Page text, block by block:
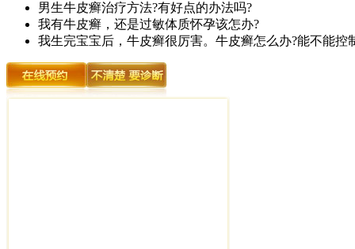
男生牛皮癣治疗方法?有好点的办法吗?
我有牛皮癣，还是过敏体质怀孕该怎办?
我生完宝宝后，牛皮癣很厉害。牛皮癣怎么办?能不能控